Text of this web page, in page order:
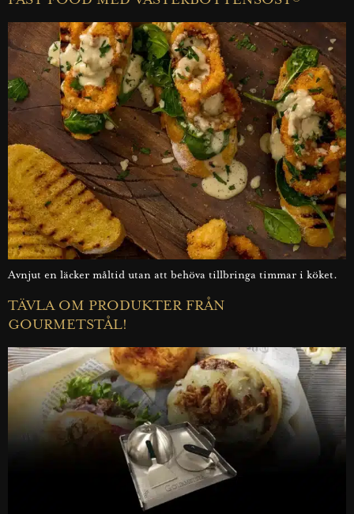
Avnjut en läcker måltid utan att behöva tillbringa timmar i köket.
TÄVLA OM PRODUKTER FRÅN
GOURMETSTÅL!